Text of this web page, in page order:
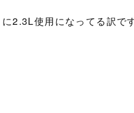
2.3L使用になってる訳で